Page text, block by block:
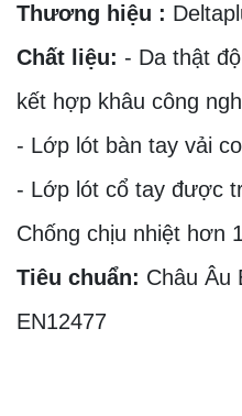
Thương hiệu :
Chất liệu: - Da thật
kết hợp khâu công
- Lớp lót bàn tay vải
- Lớp lót cổ tay được
Chống chịu nhiệt hơn
Tiêu chuẩn: Châu Âu
EN12477